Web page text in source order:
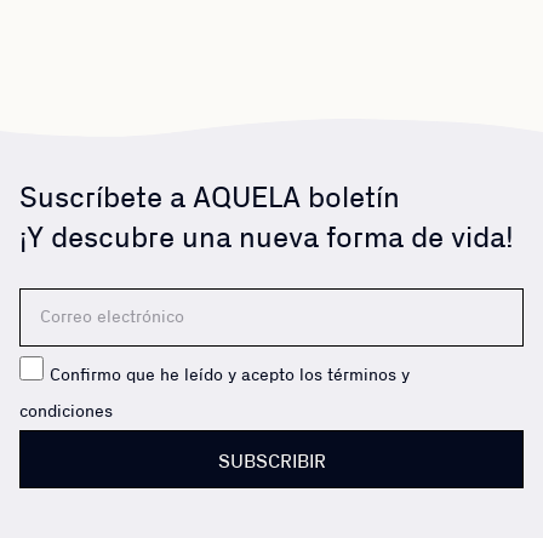
Suscríbete a AQUELA boletín
¡Y descubre una nueva forma de vida!
Confirmo que he leído y acepto los términos y
condiciones
SUBSCRIBIR